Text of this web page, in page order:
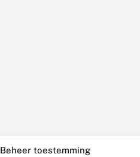
Beheer toestemming